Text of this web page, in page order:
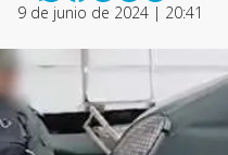
9 de junio de 2024 | 20:41